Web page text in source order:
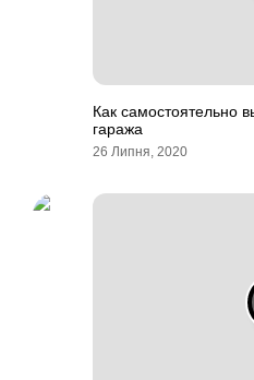
Как самостоятельно
гаража
26 Липня, 2020